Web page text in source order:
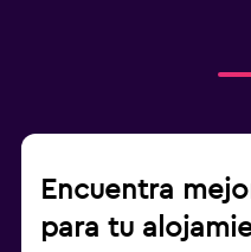
Encuentra
para tu